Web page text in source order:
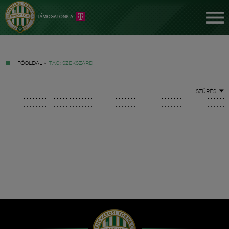
FŐOLDAL » TAG: SZEKSZÁRD
SZŰRÉS
Hírek